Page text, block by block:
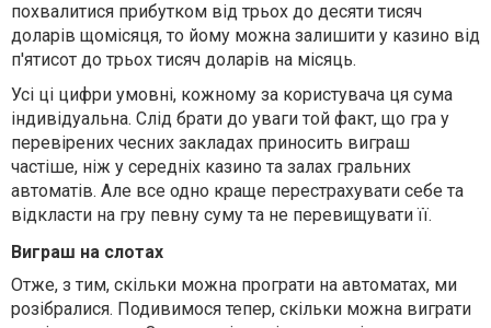
похвалитися прибутком від трьох до десяти тисяч
доларів щомісяця, то йому можна залишити у казино від
п'ятисот до трьох тисяч доларів на місяць.
Усі ці цифри умовні, кожному за користувача ця сума
індивідуальна. Слід брати до уваги той факт, що гра у
перевірених чесних закладах приносить виграш
частіше, ніж у середніх казино та залах гральних
автоматів. Але все одно краще перестрахувати себе та
відкласти на гру певну суму та не перевищувати її.
Виграш на слотах
Отже, з тим, скільки можна програти на автоматах, ми
розібралися. Подивимося тепер, скільки можна виграти